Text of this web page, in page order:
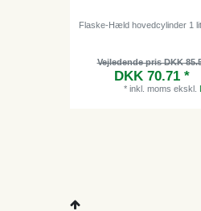
Flaske-Hæld hovedcylinder 1
Vejledende pris DKK
DKK 70.71 *
* inkl. moms ekskl.